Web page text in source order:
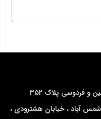
و فردوسی پلاک ۳۵۲
آباد ، خیابان هشترودی ،